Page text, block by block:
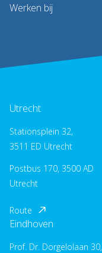
Werken bij
Utrecht
Stationsplein 32,
3511 ED Utrecht
Postbus 170, 3500 AD
Utrecht
Route
Eindhoven
Prof. Dr. Dorgelolaan 30,